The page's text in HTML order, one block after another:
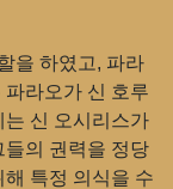
을 하였고, 파라
라오가 신 호루
는 신 오시리스가
들의 권력을 정당
특정 의식을 수